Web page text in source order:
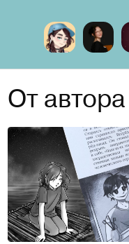
От автора